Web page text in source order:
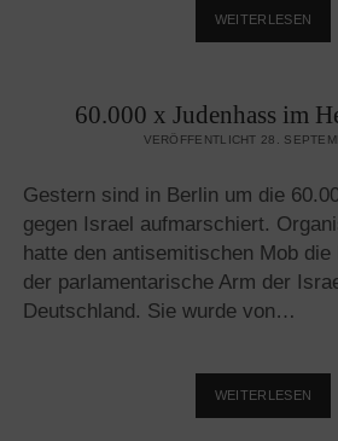
WEITERLESEN
WIR
60.000 x Judenhass im
VERÖFFENTLICHT 28.
Gestern sind in Berlin um die
gegen Israel aufmarschiert.
hatte den antisemitischen Mob
der parlamentarische Arm der
Deutschland. Sie wurde von…
WEITERLESEN
X